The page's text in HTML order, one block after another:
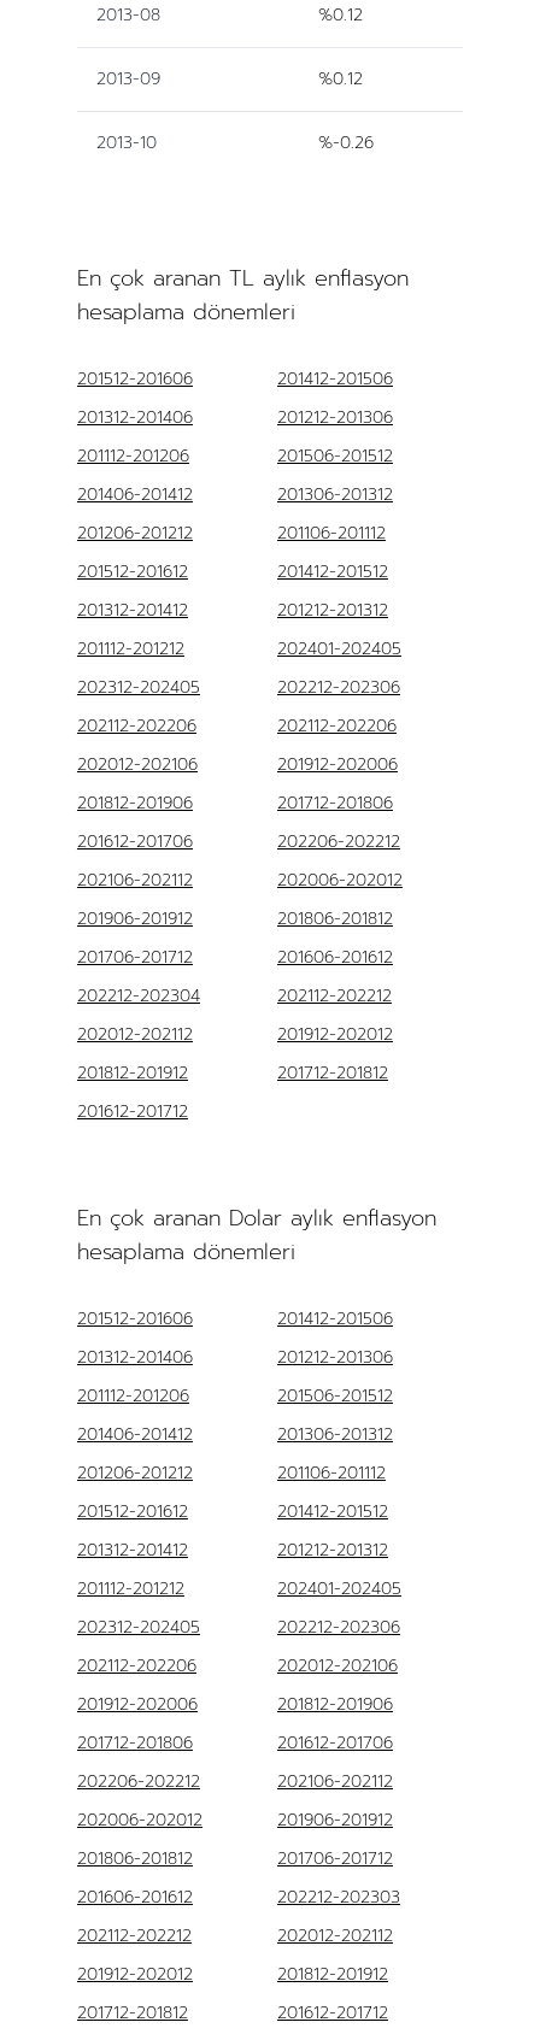
2013-08 %0.12
2013-09 %0.12
2013-10 %-0.26
En çok aranan TL aylık enflasyon
hesaplama dönemleri
201512-201606
201412-201506
201312-201406
201212-201306
201112-201206
201506-201512
201406-201412
201306-201312
201206-201212
201106-201112
201512-201612
201412-201512
201312-201412
201212-201312
201112-201212
202401-202405
202312-202405
202212-202306
202112-202206
202112-202206
202012-202106
201912-202006
201812-201906
201712-201806
201612-201706
202206-202212
202106-202112
202006-202012
201906-201912
201806-201812
201706-201712
201606-201612
202212-202304
202112-202212
202012-202112
201912-202012
201812-201912
201712-201812
201612-201712
En çok aranan Dolar aylık enflasyon
hesaplama dönemleri
201512-201606
201412-201506
201312-201406
201212-201306
201112-201206
201506-201512
201406-201412
201306-201312
201206-201212
201106-201112
201512-201612
201412-201512
201312-201412
201212-201312
201112-201212
202401-202405
202312-202405
202212-202306
202112-202206
202012-202106
201912-202006
201812-201906
201712-201806
201612-201706
202206-202212
202106-202112
202006-202012
201906-201912
201806-201812
201706-201712
201606-201612
202212-202303
202112-202212
202012-202112
201912-202012
201812-201912
201712-201812
201612-201712